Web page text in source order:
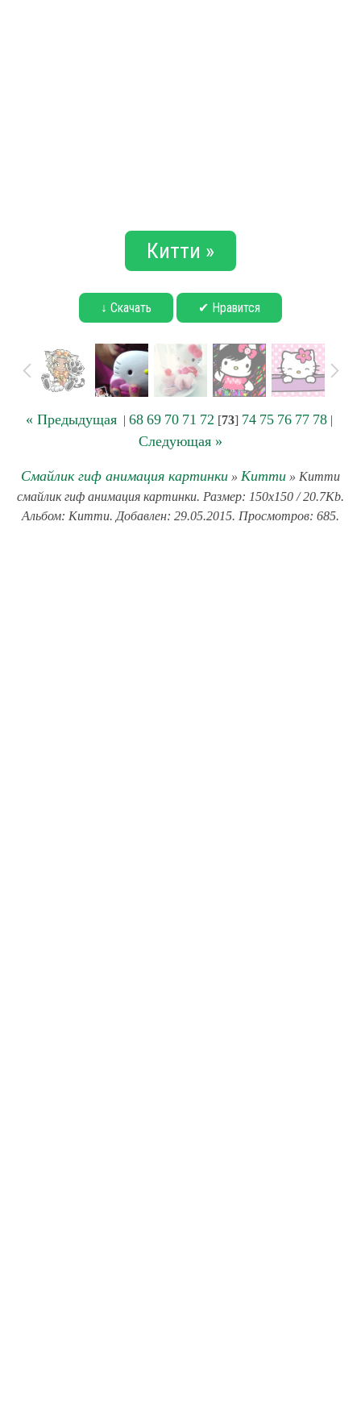
Китти »
↓ Скачать ✔ Нравится
« Предыдущая| 68 69 70 71 72 [73] 74 75 76 77 78|
Следующая »
Смайлик гиф анимация картинки » Китти » Китти
смайлик гиф анимация картинки. Размер: 150x150 / 20.7Kb.
Альбом: Китти. Добавлен: 29.05.2015. Просмотров: 685.